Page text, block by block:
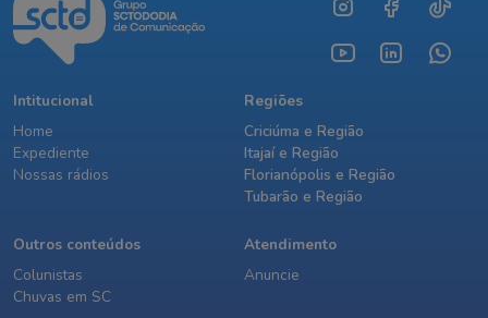
Intitucional
Home
Expediente
Nossas rádios
Regiões
Criciúma e Região
Itajaí e Região
Florianópolis e Região
Tubarão e Região
Outros conteúdos
Colunistas
Chuvas em SC
Atendimento
Anuncie